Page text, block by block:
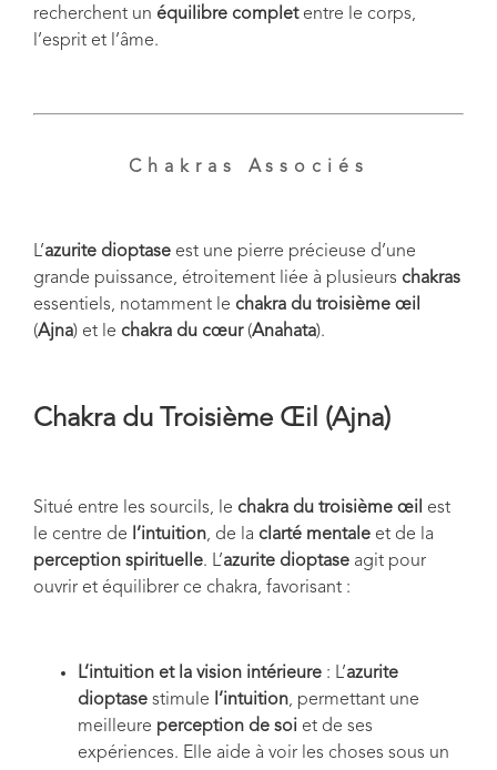
recherchent un équilibre completentre le corps,
l’esprit et l’âme.
Chakras Associés
L’azurite dioptase est une pierre précieuse d’une
grande puissance, étroitement liée à plusieurs chakras
essentiels, notamment le chakra du troisième œil
(Ajna) et le chakra du cœur(Anahata).
Chakra du Troisième Œil (Ajna)
Situé entre les sourcils, le chakra du troisième œil est
le centre de l’intuition, de la clarté mentale et de la
perception spirituelle. L’azurite dioptase agit pour
ouvrir et équilibrer ce chakra, favorisant :
L’intuition et la vision intérieure : L’azurite
dioptase stimule l’intuition, permettant une
meilleure perception de soi et de ses
expériences. Elle aide à voir les choses sous un